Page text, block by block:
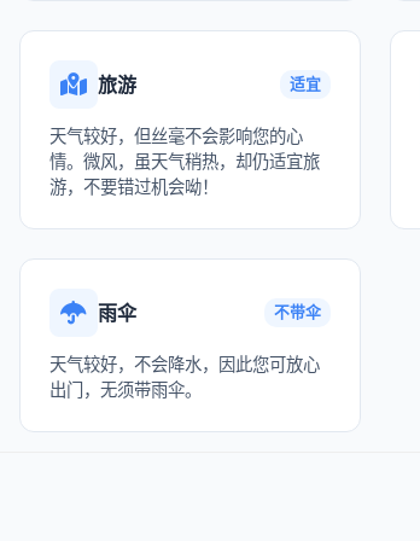
旅游 适宜
天气较好，但丝毫不会影响您的心
情。微风，虽天气稍热，却仍适宜旅
游，不要错过机会呦！
雨伞 不带伞
天气较好，不会降水，因此您可放心
出门，无须带雨伞。